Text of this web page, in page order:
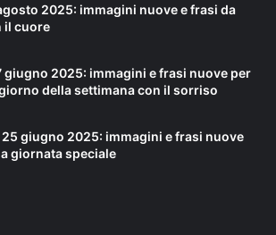
2025: immagini nuove e frasi da
il cuore
giugno 2025: immagini e frasi nuove per
della settimana con il sorriso
giugno 2025: immagini e frasi nuove
giornata speciale